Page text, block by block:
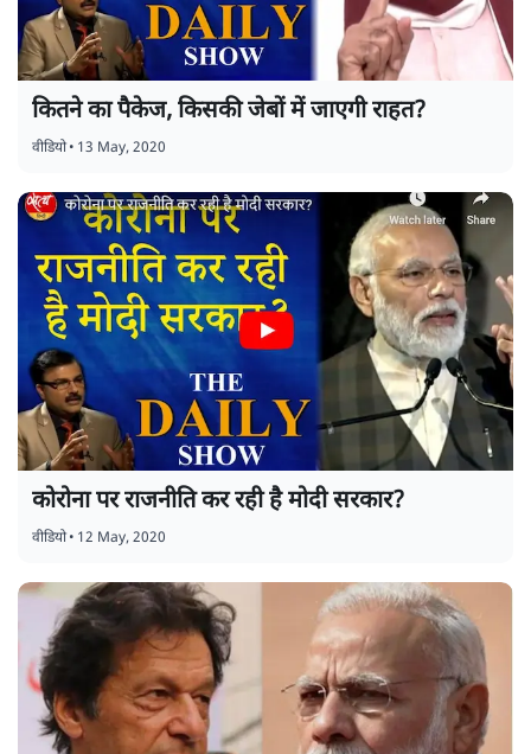
कितने का पैकेज, किसकी जेबों में जाएगी राहत?
वीडियो• 13 May, 2020
कोरोना पर राजनीति कर रही है मोदी सरकार?
वीडियो• 12 May, 2020